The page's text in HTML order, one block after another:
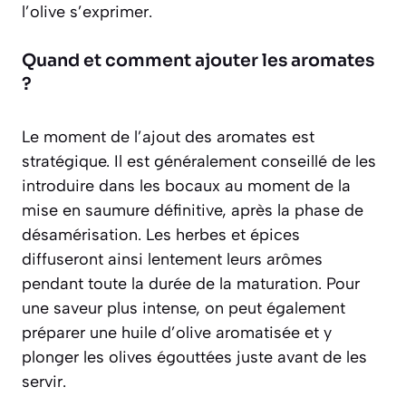
l’olive s’exprimer.
Quand et comment ajouter les aromates
?
Le moment de l’ajout des aromates est
stratégique. Il est généralement conseillé de les
introduire dans les bocaux au moment de la
mise en saumure définitive, après la phase de
désamérisation. Les herbes et épices
diffuseront ainsi lentement leurs arômes
pendant toute la durée de la maturation. Pour
une saveur plus intense, on peut également
préparer une huile d’olive aromatisée et y
plonger les olives égouttées juste avant de les
servir.